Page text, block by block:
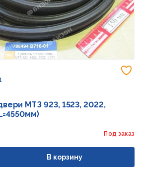
МТЗ 923, 1523, 2022,
Под заказ
В корзину